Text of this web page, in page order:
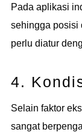
Pada aplikasi
sehingga posisi
perlu diatur
4.
Selain faktor
sangat